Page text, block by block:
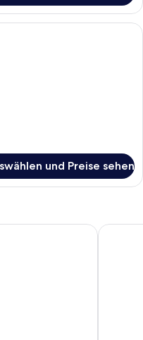
Hotelzimmer mit einem Bett,
und Preise sehen